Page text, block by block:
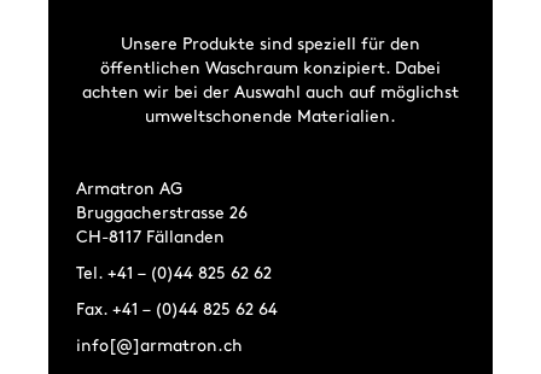
Unsere Produkte sind speziell für den
öffentlichen Waschraum konzipiert. Dabei
achten wir bei der Auswahl auch auf möglichst
umweltschonende Materialien.
Armatron AG
Bruggacherstrasse 26
CH-8117 Fällanden
Tel. +41 – (0)44 825 62 62
Fax. +41 – (0)44 825 62 64
info[@]armatron.ch